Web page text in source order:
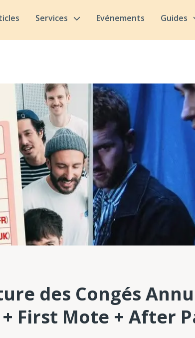
Services Evénements Guides
des Congés
First Mote + After